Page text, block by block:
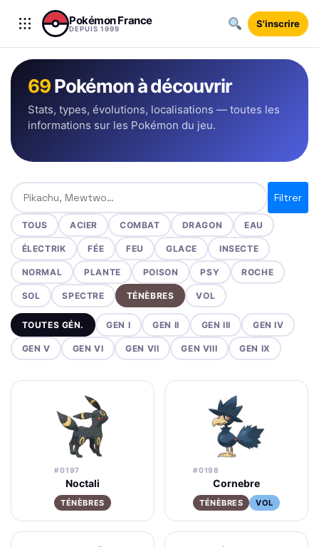
Aller au contenu
Pokémon France
DEPUIS 1999 S'inscrire
69Pokémon à découvrir
Stats, types, évolutions, localisations — toutes les
informations sur les Pokémon du jeu.
Rechercher un Pokémon
Filtrer
TOUS ACIER COMBAT DRAGON EAU
ÉLECTRIK FÉE FEU GLACE INSECTE
NORMAL PLANTE POISON PSY ROCHE
SOL SPECTRE TÉNÈBRES VOL
TOUTES GÉN. GEN I GEN II GEN III GEN IV
GEN V GEN VI GEN VII GEN VIII GEN IX
#0197
Noctali
TÉNÈBRES
#0198
Cornebre
TÉNÈBRES VOL